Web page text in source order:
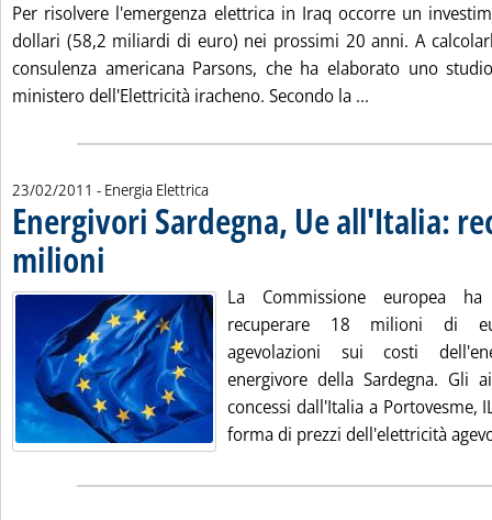
Per risolvere l'emergenza elettrica in Iraq occorre un
dollari (58,2 miliardi di euro) nei prossimi 20 anni. A
consulenza americana Parsons, che ha elaborato uno
ministero dell'Elettricità iracheno. Secondo la ...
23/02/2011 - Energia Elettrica
Energivori Sardegna, Ue all'Italia:
milioni . Pubblicata mercoledì 23 febbraio 2011 alle 14.8.
La Commissione europea
recuperare 18 milioni di
agevolazioni sui costi
energivore della Sardegna. Gli
concessi dall'Italia a Portovesme,
forma di prezzi dell'elettricità